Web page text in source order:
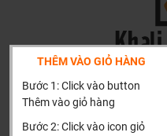
THÊM VÀO GIỎ HÀNG
Bước 1: Click vào button
Thêm vào giỏ hàng
Bước 2: Click vào icon giỏ
HN: số 160 đường Văn
(Cách đại học công nghiệp
HCM và các tỉnh khác: